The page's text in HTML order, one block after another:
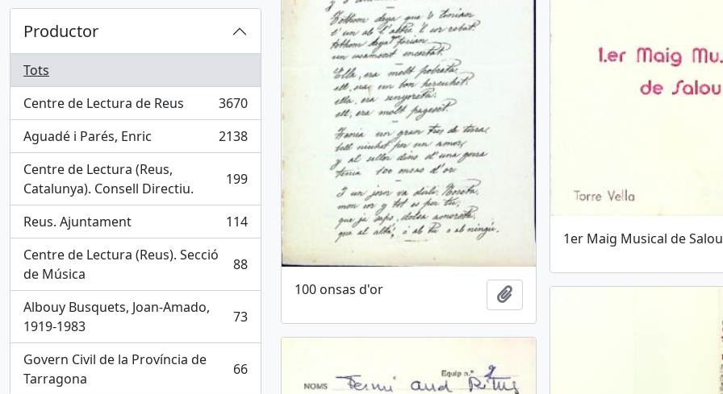
Productor
Tots
Centre de Lectura de Reus
, 3670 results
3670
Aguadé i Parés, Enric
, 2138 results
2138
Centre de Lectura (Reus,
Catalunya). Consell Directiu.
, 199 results 199
Reus. Ajuntament
, 114 results
114
Centre de Lectura (Reus). Secció
de Música
, 88 results 88
Albouy Busquets, Joan-Amado,
1919-1983
, 73 results 73
Govern Civil de la Província de
Tarragona
, 66 results 66
100 onsas d'or Afegir al portapapers
1er Maig Musical de Salou